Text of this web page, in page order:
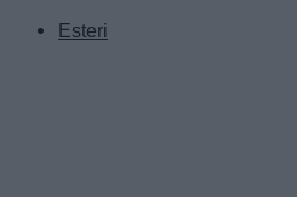
Esteri